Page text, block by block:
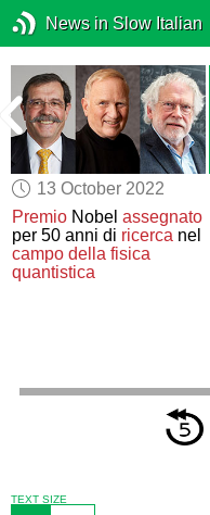
News in Slow Italian
13 October 2022
Premio Nobelassegnato
per 50 anni di ricerca nel
campo della fisica
quantistica
TEXT SIZE